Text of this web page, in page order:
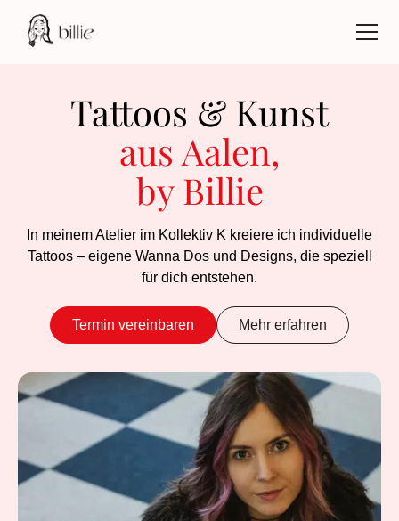
Tattoos & Kunst
aus Aalen,
by Billie
In meinem Atelier im Kollektiv K kreiere ich individuelle
Tattoos – eigene Wanna Dos und Designs, die speziell
für dich entstehen.
Termin vereinbaren Mehr erfahren